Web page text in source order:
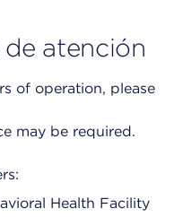
atención
of operation, please
may be required.
Health Facility